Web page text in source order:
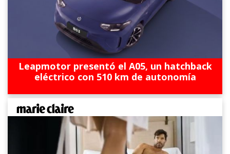
Leapmotor presentó el A05, un hatchback
eléctrico con 510 km de autonomía